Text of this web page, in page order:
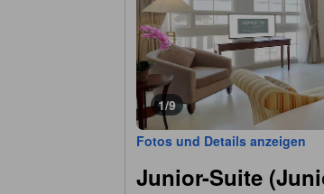
1/9
Fotos und Details anzeigen
Junior-Suite